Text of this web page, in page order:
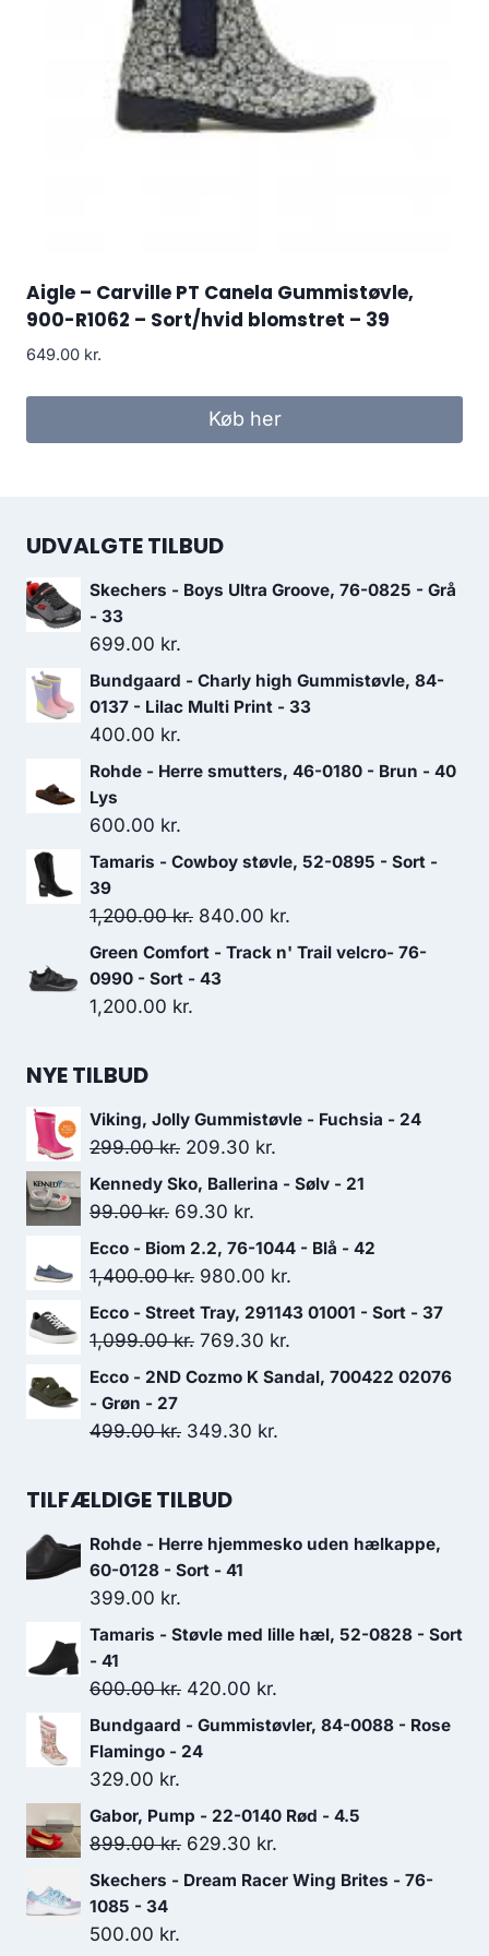
Aigle – Carville PT Canela Gummistøvle,
900-R1062 – Sort/hvid blomstret – 39
649.00 kr.
Køb her
UDVALGTE TILBUD
Skechers - Boys Ultra Groove, 76-0825 - Grå
- 33
699.00 kr.
Bundgaard - Charly high Gummistøvle, 84-
0137 - Lilac Multi Print - 33
400.00 kr.
Rohde - Herre smutters, 46-0180 - Brun - 40
Lys
600.00 kr.
Tamaris - Cowboy støvle, 52-0895 - Sort -
39
1,200.00kr. Den
oprindelige
pris
840.00 kr.
aktuelle
Green Comfort - Track n' Trail velcro- 76-
0990 - Sort - 43
1,200.00 kr.
NYE TILBUD
Viking, Jolly Gummistøvle - Fuchsia - 24
299.00kr. Den
oprindelige
pris
299.00 kr..
209.30 kr.
aktuelle
Kennedy Sko, Ballerina - Sølv - 21
99.00kr. Den
oprindelige
pris
99.00 kr..
69.30 kr.
aktuelle
pris
69.30 kr..
Ecco - Biom 2.2, 76-1044 - Blå - 42
1,400.00kr. Den
oprindelige
pris
980.00 kr.
aktuelle
980.00 kr..
Ecco - Street Tray, 291143 01001 - Sort - 37
1,099.00kr. Den
oprindelige
var:
769.30 kr.
aktuelle
Ecco - 2ND Cozmo K Sandal, 700422 02076
- Grøn - 27
499.00kr. Den
pris
499.00 kr..
349.30 kr.
349.30 kr..
TILFÆLDIGE TILBUD
Rohde - Herre hjemmesko uden hælkappe,
60-0128 - Sort - 41
399.00 kr.
Tamaris - Støvle med lille hæl, 52-0828 - Sort
- 41
600.00kr. Den
oprindelige
pris
600.00 kr..
420.00 kr.
aktuelle
420.00 kr..
Bundgaard - Gummistøvler, 84-0088 - Rose
Flamingo - 24
329.00 kr.
Gabor, Pump - 22-0140 Rød - 4.5
899.00kr. Den
oprindelige
629.30 kr.
aktuelle
Skechers - Dream Racer Wing Brites - 76-
1085 - 34
500.00 kr.